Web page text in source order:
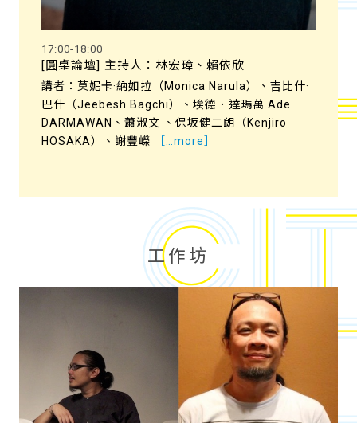
17:00-18:00
[圓桌論壇] 主持人：林宏璋、賴依欣
講者：莫妮卡·納如拉（Monica Narula）、吉比什·
巴什（Jeebesh Bagchi）、埃德．達瑪萬 Ade
DARMAWAN、蕭淑文 、保坂健二朗（Kenjiro
HOSAKA）、謝豐嶸
［…more］
工作坊